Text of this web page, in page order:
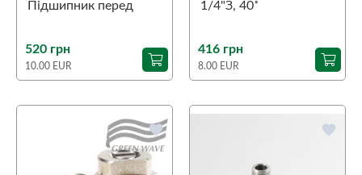
Підшипник перед
520 грн
10.00 EUR
1/4"З, 40˚
416 грн
8.00 EUR
favorite favorite